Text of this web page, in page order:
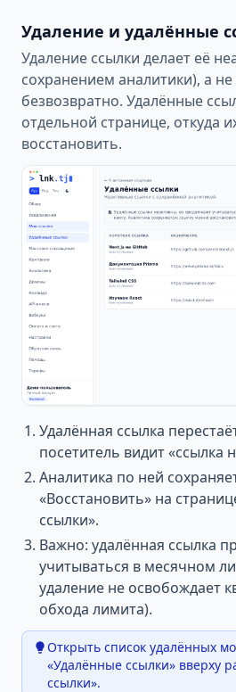
Удаление и удалённые
Удаление ссылки делает её
сохранением аналитики), а не
безвозвратно. Удалённые
отдельной странице, откуда
восстановить.
Удалённая ссылка
посетитель видит «ссылка
Аналитика по ней
«Восстановить» на
ссылки».
Важно: удалённая ссылка
учитываться в месячном
удаление не освобождает
обхода лимита).
Открыть список удалённых
«Удалённые ссылки» вверху
ссылки».